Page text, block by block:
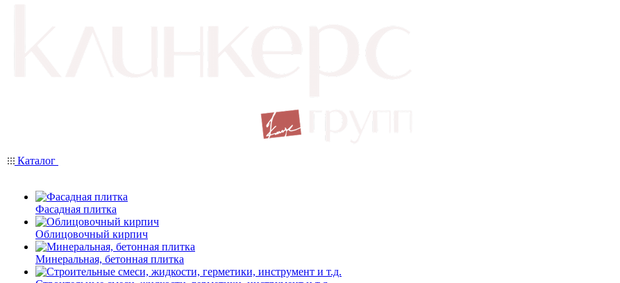
Каталог
Фасадная плитка
Облицовочный кирпич
Минеральная, бетонная плитка